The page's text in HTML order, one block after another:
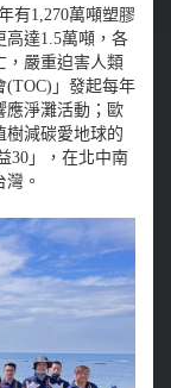
有1,270萬噸塑膠
高達1.5萬噸，各
，嚴重迫害人類
(TOC)」發起每年
應淨灘活動；歐
樹減碳愛地球的
30」，在北中南
。